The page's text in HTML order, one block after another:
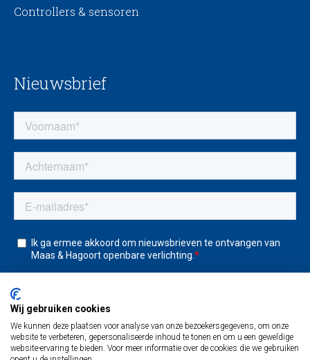
Controllers & sensoren
Nieuwsbrief
Wij gebruiken cookies
We kunnen deze plaatsen voor analyse van onze bezoekersgegevens, om onze
website te verbeteren, gepersonaliseerde inhoud te tonen en om u een geweldige
website-ervaring te bieden. Voor meer informatie over de cookies die we gebruiken